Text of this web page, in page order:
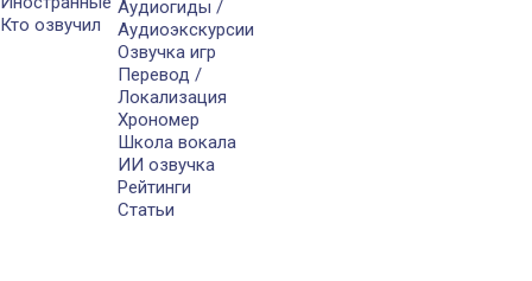
Кто озвучил
Аудиогиды /
Аудиоэкскурсии
Озвучка игр
Перевод /
Локализация
Хрономер
Школа вокала
ИИ озвучка
Рейтинги
Статьи